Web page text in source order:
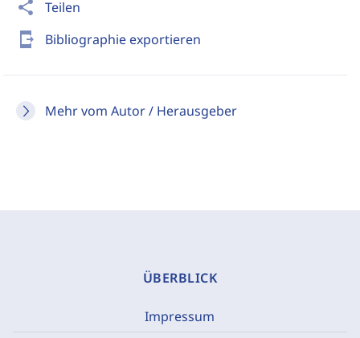
share Teilen
send_to_mobile Bibliographie exportieren
Mehr vom Autor / Herausgeber
ÜBERBLICK
Impressum